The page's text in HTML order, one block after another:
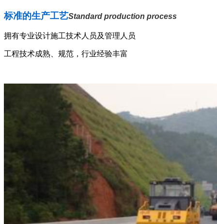
标准的生产工艺Standard production process
拥有专业设计施工技术人员及管理人员
工程技术成熟、规范，行业经验丰富